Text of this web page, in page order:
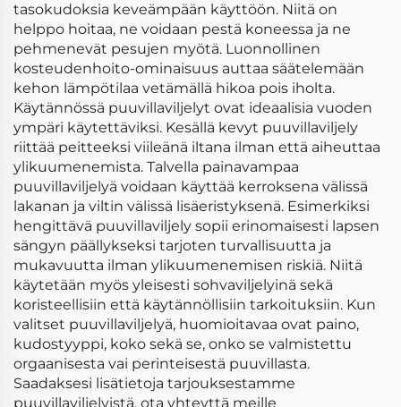
tasokudoksia keveämpään käyttöön. Niitä on
helppo hoitaa, ne voidaan pestä koneessa ja ne
pehmenevät pesujen myötä. Luonnollinen
kosteudenhoito-ominaisuus auttaa säätelemään
kehon lämpötilaa vetämällä hikoa pois iholta.
Käytännössä puuvillaviljelyt ovat ideaalisia vuoden
ympäri käytettäviksi. Kesällä kevyt puuvillaviljely
riittää peitteeksi viileänä iltana ilman että aiheuttaa
ylikuumenemista. Talvella painavampaa
puuvillaviljelyä voidaan käyttää kerroksena välissä
lakanan ja viltin välissä lisäeristyksenä. Esimerkiksi
hengittävä puuvillaviljely sopii erinomaisesti lapsen
sängyn päällykseksi tarjoten turvallisuutta ja
mukavuutta ilman ylikuumenemisen riskiä. Niitä
käytetään myös yleisesti sohvaviljelyinä sekä
koristeellisiin että käytännöllisiin tarkoituksiin. Kun
valitset puuvillaviljelyä, huomioitavaa ovat paino,
kudostyyppi, koko sekä se, onko se valmistettu
orgaanisesta vai perinteisestä puuvillasta.
Saadaksesi lisätietoja tarjouksestamme
puuvillaviljelyistä, ota yhteyttä meille